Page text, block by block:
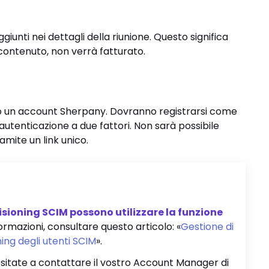
nei dettagli della riunione. Questo significa
non verrà fatturato.
account Sherpany. Dovranno registrarsi come
a due fattori. Non sarà possibile
un link unico.
SCIM possono utilizzare la funzione
consultare questo articolo: «Gestione di
degli utenti SCIM».
a contattare il vostro Account Manager di